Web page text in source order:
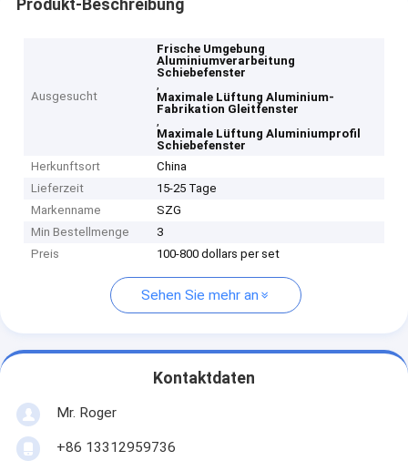
Produkt-Beschreibung
Ausgesucht
Frische Umgebung
Aluminiumverarbeitung
Schiebefenster
,
Maximale Lüftung Aluminium-
Fabrikation Gleitfenster
,
Maximale Lüftung Aluminiumprofil
Schiebefenster
Herkunftsort
China
Lieferzeit
15-25 Tage
Markenname
SZG
Min Bestellmenge
3
Preis
100-800 dollars per set
Sehen Sie mehr an
Kontaktdaten
Mr. Roger
+86 13312959736